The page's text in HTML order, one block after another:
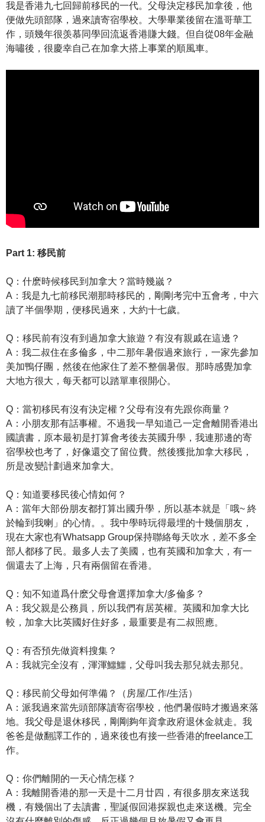
我是香港九七回歸前移民的一代。父母決定移民加拿後，他
便做先頭部隊，過來讀寄宿學校。大學畢業後留在溫哥華工
作，頭幾年很羡慕同學回流返香港賺大錢。但自從08年金融
海嘯後，很慶幸自己在加拿大搭上事業的順風車。
Part 1: 移民前
Q：什麽時候移民到加拿大？當時幾嵗？
A：我是九七前移民潮那時移民的，剛剛考完中五會考，中六
讀了半個學期，便移民過來，大約十七歲。
Q：移民前有沒有到過加拿大旅遊？有沒有親戚在這邊？
A：我二叔住在多倫多，中二那年暑假過來旅行，一家先參加
美加鴨仔團，然後在他家住了差不整個暑假。那時感覺加拿
大地方很大，每天都可以踏單車很開心。
Q：當初移民有沒有決定權？父母有沒有先跟你商量？
A：小朋友那有話事權。不過我一早知道己一定會離開香港出
國讀書，原本最初是打算會考後去英國升學，我連那邊的寄
宿學校也考了，好像還交了留位費。然後獲批加拿大移民，
所是改變計劃過來加拿大。
Q：知道要移民後心情如何？
A：當年大部份朋友都打算出國升學，所以基本就是「哦~ 終
於輪到我喇」的心情。。我中學時玩得最埋的十幾個朋友，
現在大家也有Whatsapp Group保持聯絡每天吹水，差不多全
部人都移了民。最多人去了美國，也有英國和加拿大，有一
個還去了上海，只有兩個留在香港。
Q：知不知道爲什麽父母會選擇加拿大/多倫多？
A：我父親是公務員，所以我們有居英權。英國和加拿大比
較，加拿大比英國好住好多，最重要是有二叔照應。
Q：有否預先做資料搜集？
A：我就完全沒有，渾渾鱷鱷，父母叫我去那兒就去那兒。
Q：移民前父母如何準備？（房屋/工作/生活）
A：派我過來當先頭部隊讀寄宿學校，他們暑假時才搬過來落
地。我父母是退休移民，剛剛夠年資拿政府退休金就走。我
爸爸是做翻譯工作的，過來後也有接一些香港的freelance工
作。
Q：你們離開的一天心情怎樣？
A：我離開香港的那一天是十二月廿四，有很多朋友來送我
機，有幾個出了去讀書，聖誕假回港探親也走來送機。完全